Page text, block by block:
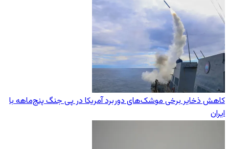
کاهش ذخایر برخی موشک‌های دوربرد آمریکا در پی جنگ پنج‌ماهه با
ایران